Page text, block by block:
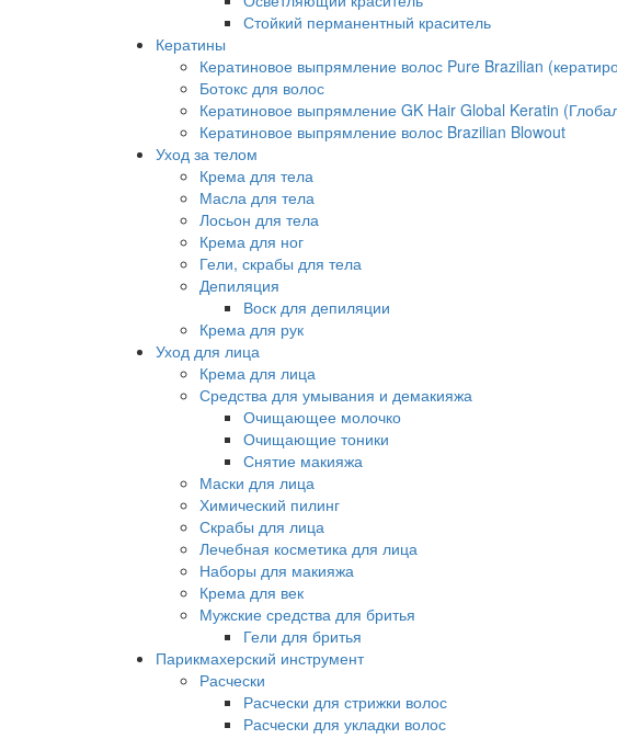
Стойкий перманентный краситель
Кератины
Кератиновое выпрямление волос Pure Brazilian
Ботокс для волос
Кератиновое выпрямление GK Hair Global Keratin
Кератиновое выпрямление волос Brazilian Blowout
Уход за телом
Крема для тела
Масла для тела
Лосьон для тела
Крема для ног
Гели, скрабы для тела
Депиляция
Воск для депиляции
Крема для рук
Уход для лица
Крема для лица
Средства для умывания и демакияжа
Очищающее молочко
Очищающие тоники
Снятие макияжа
Маски для лица
Химический пилинг
Скрабы для лица
Лечебная косметика для лица
Наборы для макияжа
Крема для век
Мужские средства для бритья
Гели для бритья
Парикмахерский инструмент
Расчески
Расчески для стрижки волос
Расчески для укладки волос